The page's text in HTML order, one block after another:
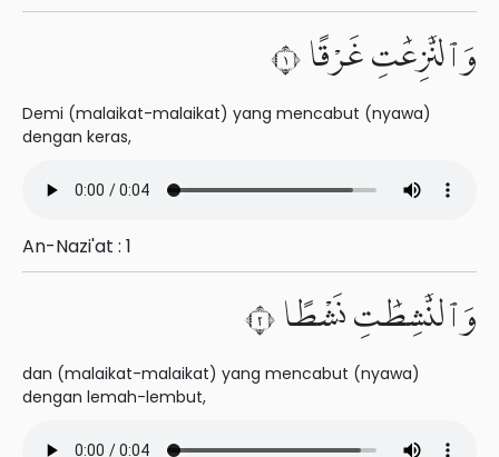
وَٱلنَّٰزِعَٰتِ غَرْقًا ١
Demi (malaikat-malaikat) yang mencabut (nyawa)
dengan keras,
An-Nazi'at : 1
وَٱلنَّٰشِطَٰتِ نَشْطًا ٢
dan (malaikat-malaikat) yang mencabut (nyawa)
dengan lemah-lembut,